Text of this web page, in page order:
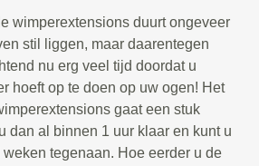
wimperextensions duurt ongeveer
stil liggen, maar daarentegen
nu erg veel tijd doordat u
hoeft op te doen op uw ogen! Het
gaat een stuk
dan al binnen 1 uur klaar en kunt u
tegenaan. Hoe eerder u de